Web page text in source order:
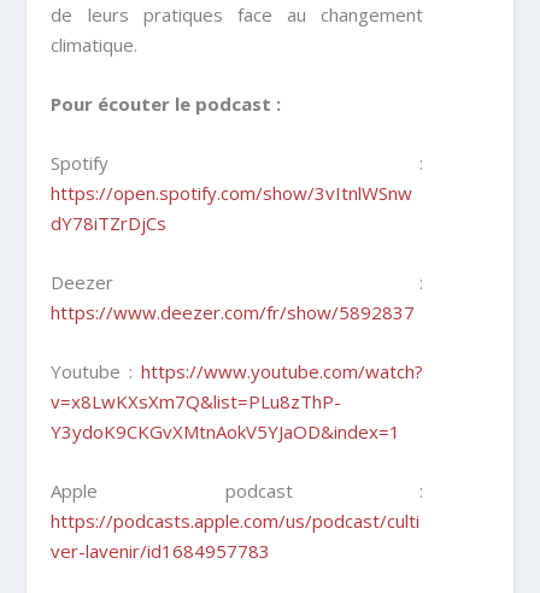
de leurs pratiques face au changement
climatique.
Pour écouter le podcast :
Spotify :
https://open.spotify.com/show/3vItnlWSnw
dY78iTZrDjCs
Deezer :
https://www.deezer.com/fr/show/5892837
Youtube :https://www.youtube.com/watch?
v=x8LwKXsXm7Q&list=PLu8zThP-
Y3ydoK9CKGvXMtnAokV5YJaOD&index=1
Apple podcast :
https://podcasts.apple.com/us/podcast/culti
ver-lavenir/id1684957783